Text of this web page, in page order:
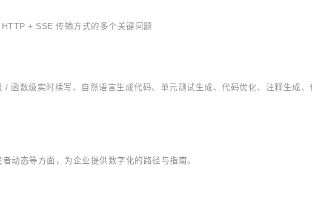
+ SSE 传输方式的多个关键问题
函数级实时续写、自然语言生成代码、单元测试生成、代码优化、注释生成
动态等方面，为企业提供数字化的路径与指南。